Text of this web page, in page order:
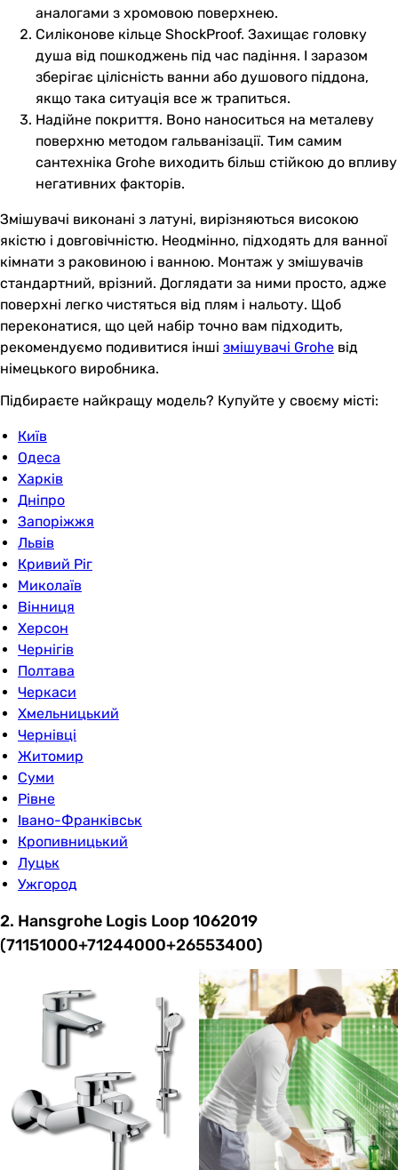
аналогами з хромовою поверхнею.
Силіконове кільце ShockProof. Захищає головку
душа від пошкоджень під час падіння. І заразом
зберігає цілісність ванни або душового піддона,
якщо така ситуація все ж трапиться.
Надійне покриття. Воно наноситься на металеву
поверхню методом гальванізації. Тим самим
сантехніка Grohe виходить більш стійкою до впливу
негативних факторів.
Змішувачі виконані з латуні, вирізняються високою
якістю і довговічністю. Неодмінно, підходять для ванної
кімнати з раковиною і ванною. Монтаж у змішувачів
стандартний, врізний. Доглядати за ними просто, адже
поверхні легко чистяться від плям і нальоту. Щоб
переконатися, що цей набір точно вам підходить,
рекомендуємо подивитися інші змішувачі Grohe від
німецького виробника.
Підбираєте найкращу модель? Купуйте у своєму місті:
Київ
Одеса
Харків
Дніпро
Запоріжжя
Львів
Кривий Ріг
Миколаїв
Вінниця
Херсон
Чернігів
Полтава
Черкаси
Хмельницький
Чернівці
Житомир
Суми
Рівне
Івано-Франківськ
Кропивницький
Луцьк
Ужгород
2. Hansgrohe Logis Loop 1062019
(71151000+71244000+26553400)